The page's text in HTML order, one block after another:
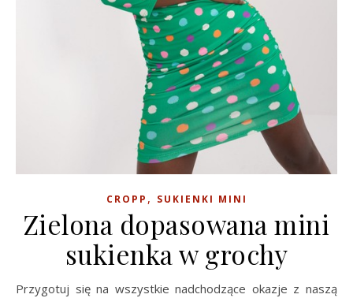
CROPP , SUKIENKI MINI
Zielona dopasowana mini
sukienka w grochy
Przygotuj się na wszystkie nadchodzące okazje z naszą